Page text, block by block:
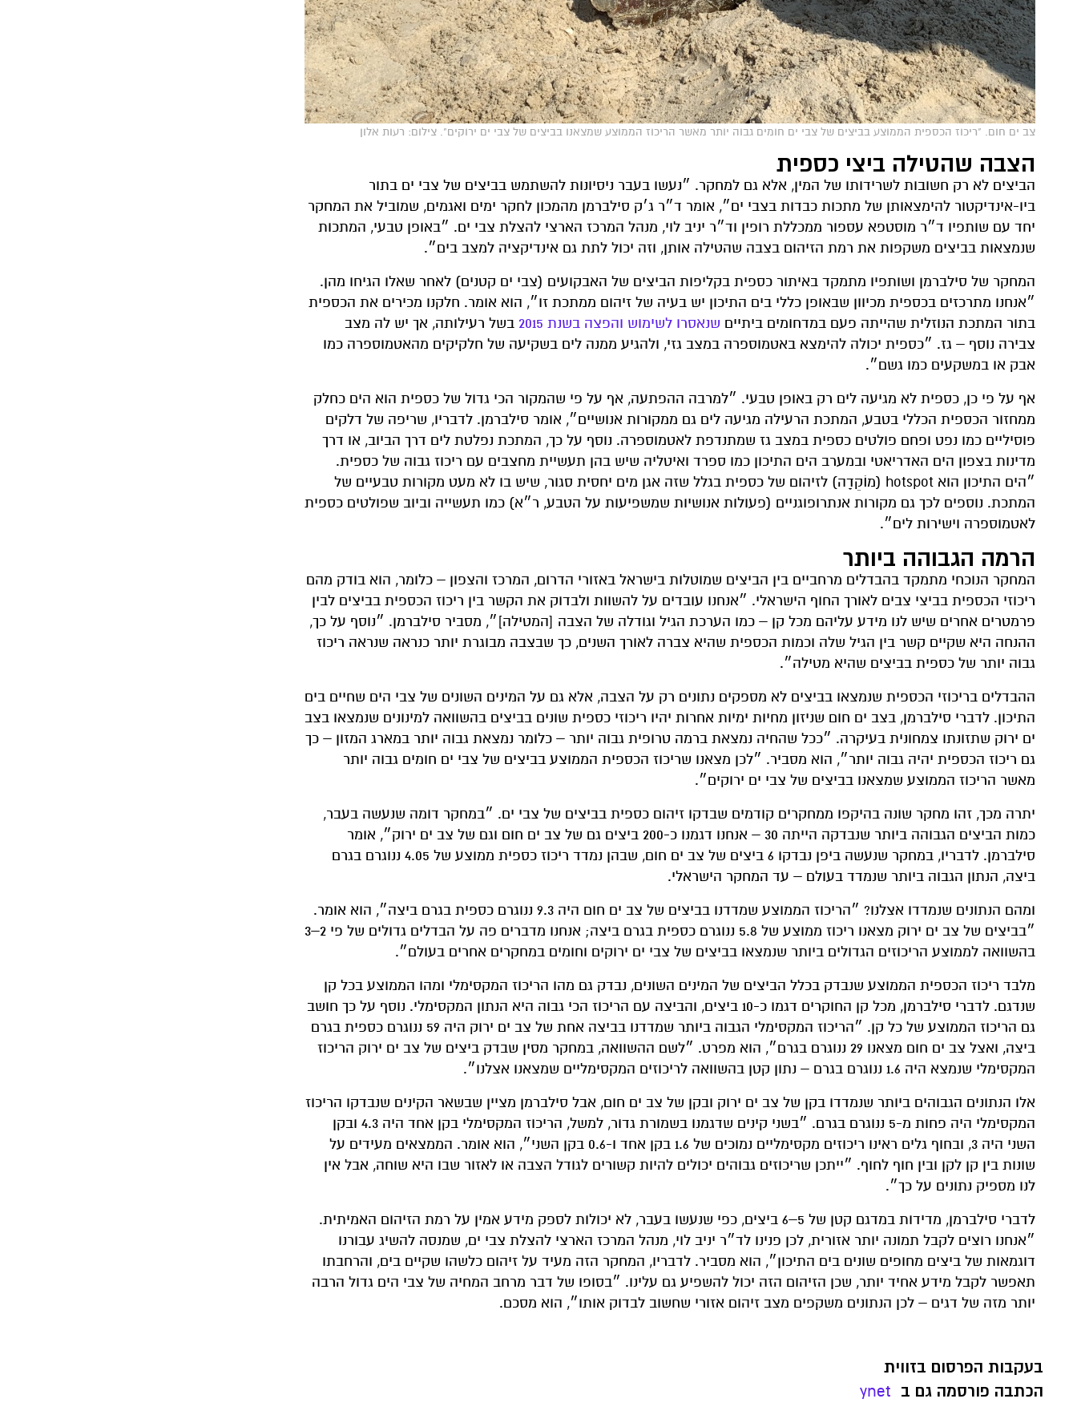
צב ים חום. "ריכוז הכספית הממוצע בביצים של צבי ים חומים גבוה יותר מאשר הריכוז הממוצע שמצאנו בביצים של צבי ים ירוקים". צילום: רעות אלון
הצבה שהטילה ביצי כספית
הביצים לא רק חשובות לשרידותו של המין, אלא גם למחקר. ״נעשו בעבר ניסיונות להשתמש בביצים של צבי ים בתור
ביו-אינדיקטור להימצאותן של מתכות כבדות בצבי ים״, אומר ד״ר ג׳ק סילברמן מהמכון לחקר ימים ואגמים, שמוביל את המחקר
יחד עם שותפיו ד״ר מוסטפא עספור ממכללת רופין וד״ר יניב לוי, מנהל המרכז הארצי להצלת צבי ים. ״באופן טבעי, המתכות
שנמצאות בביצים משקפות את רמת הזיהום בצבה שהטילה אותן, וזה יכול לתת גם אינדיקציה למצב בים״.
המחקר של סילברמן ושותפיו מתמקד באיתור כספית בקליפות הביצים של האבקועים (צבי ים קטנים) לאחר שאלו הגיחו מהן.
״אנחנו מתרכזים בכספית מכיוון שבאופן כללי בים התיכון יש בעיה של זיהום ממתכת זו״, הוא אומר. חלקנו מכירים את הכספית
בתור המתכת הנוזלית שהייתה פעם במדחומים ביתיים שנאסרו לשימוש והפצה בשנת
בשל רעילותה, אך יש לה מצב
צבירה נוסף – גז. ״כספית יכולה להימצא באטמוספרה במצב גזי, ולהגיע ממנה לים בשקיעה של חלקיקים מהאטמוספרה כמו
אבק או במשקעים כמו גשם״.
אף על פי כן, כספית לא מגיעה לים רק באופן טבעי. ״למרבה ההפתעה, אף על פי שהמקור הכי גדול של כספית הוא הים כחלק
ממחזור הכספית הכללי בטבע, המתכת הרעילה מגיעה לים גם ממקורות אנושיים״, אומר סילברמן. לדבריו, שריפה של דלקים
פוסיליים כמו נפט ופחם פולטים כספית במצב גז שמתנדפת לאטמוספרה. נוסף על כך, המתכת נפלטת לים דרך הביוב, או דרך
מדינות בצפון הים האדריאטי ובמערב הים התיכון כמו ספרד ואיטליה שיש בהן תעשיית מחצבים עם ריכוז גבוה של כספית.
״הים התיכון הוא hotspot (מוֹקֵדָה) לזיהום של כספית בגלל שזה אגן מים יחסית סגור, שיש בו לא מעט מקורות טבעיים של
המתכת. נוספים לכך גם מקורות אנתרופוגניים (פעולות אנושיות שמשפיעות על הטבע, ר״א) כמו תעשייה וביוב שפולטים כספית
לאטמוספרה וישירות לים״.
הרמה הגבוהה ביותר
המחקר הנוכחי מתמקד בהבדלים מרחביים בין הביצים שמוטלות בישראל באזורי הדרום, המרכז והצפון – כלומר, הוא בודק מהם
ריכוזי הכספית בביצי צבים לאורך החוף הישראלי. ״אנחנו עובדים על להשוות ולבדוק את הקשר בין ריכוז הכספית בביצים לבין
פרמטרים אחרים שיש לנו מידע עליהם מכל קן – כמו הערכת הגיל וגודלה של הצבה [המטילה]״, מסביר סילברמן. ״נוסף על כך,
ההנחה היא שקיים קשר בין הגיל שלה וכמות הכספית שהיא צברה לאורך השנים, כך שבצבה מבוגרת יותר כנראה שנראה ריכוז
גבוה יותר של כספית בביצים שהיא מטילה״.
ההבדלים בריכוזי הכספית שנמצאו בביצים לא מספקים נתונים רק על הצבה, אלא גם על המינים השונים של צבי הים שחיים בים
התיכון. לדברי סילברמן, בצב ים חום שניזון מחיות ימיות אחרות יהיו ריכוזי כספית שונים בביצים בהשוואה למינונים שנמצאו בצב
ים ירוק שתזונתו צמחונית בעיקרה. ״ככל שהחיה נמצאת ברמה טרופית גבוה יותר – כלומר נמצאת גבוה יותר במארג המזון – כך
גם ריכוז הכספית יהיה גבוה יותר״, הוא מסביר. ״לכן מצאנו שריכוז הכספית הממוצע בביצים של צבי ים חומים גבוה יותר
מאשר הריכוז הממוצע שמצאנו בביצים של צבי ים ירוקים״.
יתרה מכך, זהו מחקר שונה בהיקפו ממחקרים קודמים שבדקו זיהום כספית בביצים של צבי ים. ״במחקר דומה שנעשה בעבר,
כמות הביצים הגבוהה ביותר שנבדקה הייתה 30 – אנחנו דגמנו כ-200 ביצים גם של צב ים חום וגם של צב ים ירוק״, אומר
סילברמן. לדבריו, במחקר שנעשה ביפן נבדקו 6 ביצים של צב ים חום, שבהן נמדד ריכוז כספית ממוצע של 4.05 ננוגרם בגרם
ביצה, הנתון הגבוה ביותר שנמדד בעולם – עד המחקר הישראלי.
ומהם הנתונים שנמדדו אצלנו? ״הריכוז הממוצע שמדדנו בביצים של צב ים חום היה 9.3 ננוגרם כספית בגרם ביצה״, הוא אומר.
״בביצים של צב ים ירוק מצאנו ריכוז ממוצע של 5.8 ננוגרם כספית בגרם ביצה; אנחנו מדברים פה על הבדלים גדולים של פי 2–3
בהשוואה לממוצע הריכוזים הגדולים ביותר שנמצאו בביצים של צבי ים ירוקים וחומים במחקרים אחרים בעולם״.
מלבד ריכוז הכספית הממוצע שנבדק בכלל הביצים של המינים השונים, נבדק גם מהו הריכוז המקסימלי ומהו הממוצע בכל קן
שנדגם. לדברי סילברמן, מכל קן החוקרים דגמו כ-10 ביצים, והביצה עם הריכוז הכי גבוה היא הנתון המקסימלי. נוסף על כך חושב
גם הריכוז הממוצע של כל קן. ״הריכוז המקסימלי הגבוה ביותר שמדדנו בביצה אחת של צב ים ירוק היה 59 ננוגרם כספית בגרם
ביצה, ואצל צב ים חום מצאנו 29 ננוגרם בגרם״, הוא מפרט. ״לשם ההשוואה, במחקר מסין שבדק ביצים של צב ים ירוק הריכוז
המקסימלי שנמצא היה 1.6 ננוגרם בגרם – נתון קטן בהשוואה לריכוזים המקסימליים שמצאנו אצלנו״.
אלו הנתונים הגבוהים ביותר שנמדדו בקן של צב ים ירוק ובקן של צב ים חום, אבל סילברמן מציין שבשאר הקינים שנבדקו הריכוז
המקסימלי היה פחות מ-5 ננוגרם בגרם. ״בשני קינים שדגמנו בשמורת גדור, למשל, הריכוז המקסימלי בקן אחד היה 4.3 ובקן
השני היה 3, ובחוף גלים ראינו ריכוזים מקסימליים נמוכים של 1.6 בקן אחד ו-0.6 בקן השני״, הוא אומר. הממצאים מעידים על
שונות בין קן לקן ובין חוף לחוף. ״ייתכן שריכוזים גבוהים יכולים להיות קשורים לגודל הצבה או לאזור שבו היא שוחה, אבל אין
לנו מספיק נתונים על כך״.
לדברי סילברמן, מדידות במדגם קטן של 5–6 ביצים, כפי שנעשו בעבר, לא יכולות לספק מידע אמין על רמת הזיהום האמיתית.
״אנחנו רוצים לקבל תמונה יותר אזורית, לכן פנינו לד״ר יניב לוי, מנהל המרכז הארצי להצלת צבי ים, שמנסה להשיג עבורנו
דוגמאות של ביצים מחופים שונים בים התיכון״, הוא מסביר. לדבריו, המחקר הזה מעיד על זיהום כלשהו שקיים בים, והרחבתו
תאפשר לקבל מידע אחיד יותר, שכן הזיהום הזה יכול להשפיע גם עלינו. ״בסופו של דבר מרחב המחיה של צבי הים גדול הרבה
יותר מזה של דגים – לכן הנתונים משקפים מצב זיהום אזורי שחשוב לבדוק אותו״, הוא מסכם.
בעקבות הפרסום בזווית
הכתבה פורסמה גם ב ynet